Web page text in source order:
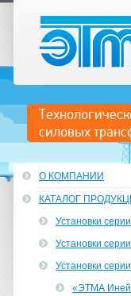
силовых
О КОМПАНИИ
КАТАЛОГ
Установки
Установки
Установки
«ЭТМА